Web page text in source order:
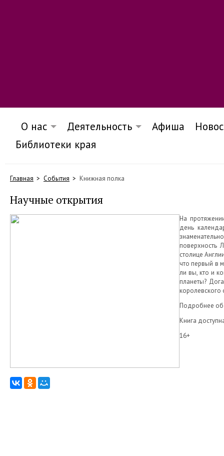
О нас Деятельность Афиша
Библиотеки края
Главная События Книжная полка
Научные открытия
На
день
поверхность
столице
что первый в
ли вы, кто и
планеты?
королевского
Подробнее об
Книга
16+